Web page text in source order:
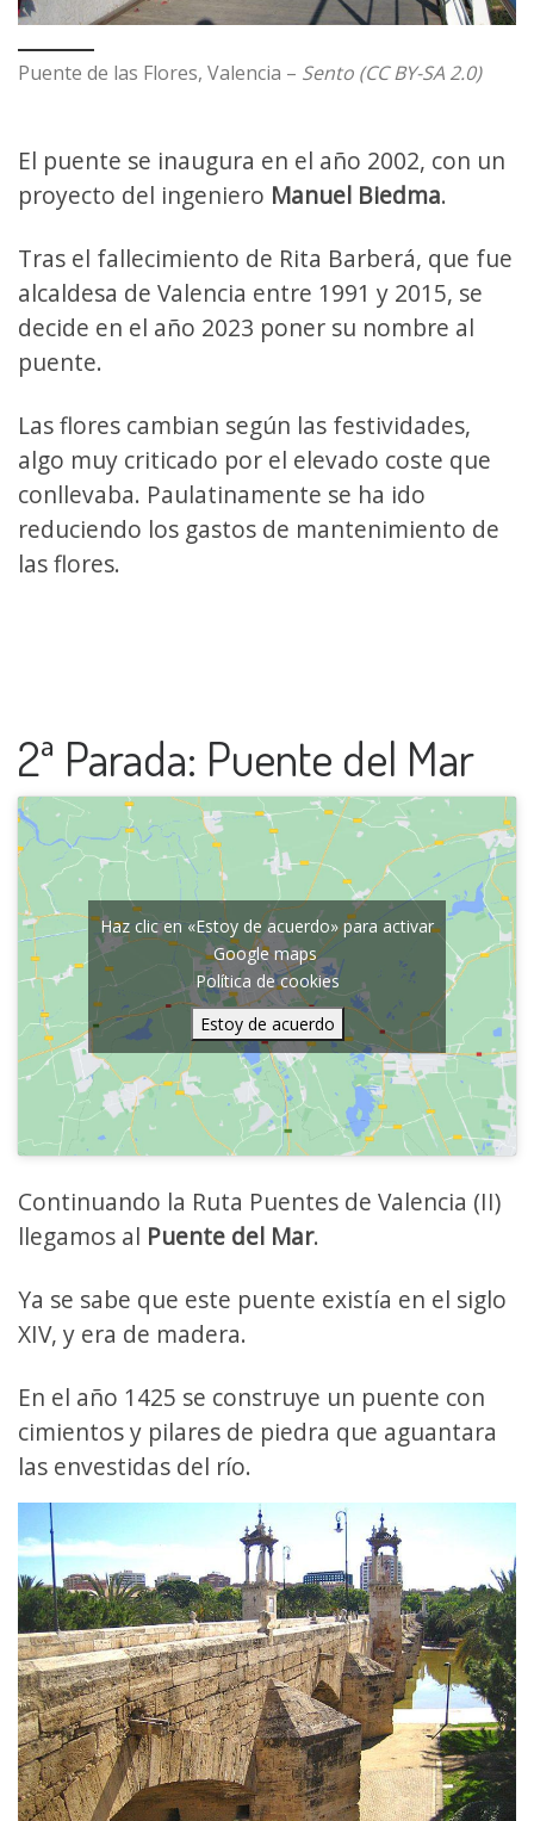
Puente de las Flores, Valencia – Sento (CC BY-SA 2.0)
El puente se inaugura en el año 2002, con un
proyecto del ingeniero Manuel Biedma.
Tras el fallecimiento de Rita Barberá, que fue
alcaldesa de Valencia entre 1991 y 2015, se
decide en el año 2023 poner su nombre al
puente.
Las flores cambian según las festividades,
algo muy criticado por el elevado coste que
conllevaba. Paulatinamente se ha ido
reduciendo los gastos de mantenimiento de
las flores.
2ª Parada: Puente del Mar
Haz clic en «Estoy de acuerdo» para activar
Google maps
Política de cookies
Estoy de acuerdo
Continuando la Ruta Puentes de Valencia (II)
llegamos al Puente del Mar.
Ya se sabe que este puente existía en el siglo
XIV, y era de madera.
En el año 1425 se construye un puente con
cimientos y pilares de piedra que aguantara
las envestidas del río.